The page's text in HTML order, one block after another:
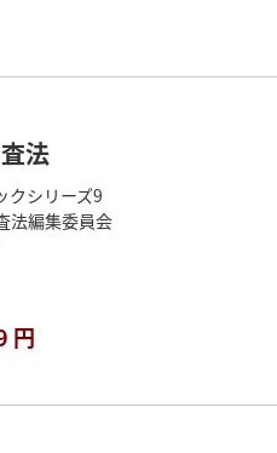
法
クシリーズ9
法編集委員会
円